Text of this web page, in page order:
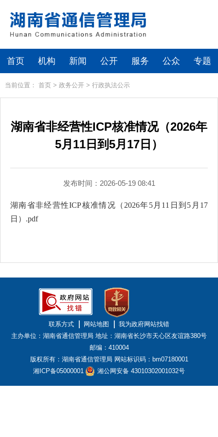
首页 机构 新闻 公开 服务 公众 专题
当前位置： 首页 > 政务公开 > 行政执法公示
湖南省非经营性ICP核准情况（2026年
5月11日到5月17日）
发布时间：2026-05-19 08:41
湖南省非经营性ICP核准情况（2026年5月11日到5月17
日）.pdf
联系方式 网站地图
我为政府网站找错
主办单位：湖南省通信管理局 地址：湖南省长沙市天心区友谊路380号
邮编：410004
版权所有：湖南省通信管理局 网站标识码：bm07180001
湘ICP备05000001
湘公网安备 43010302001032号